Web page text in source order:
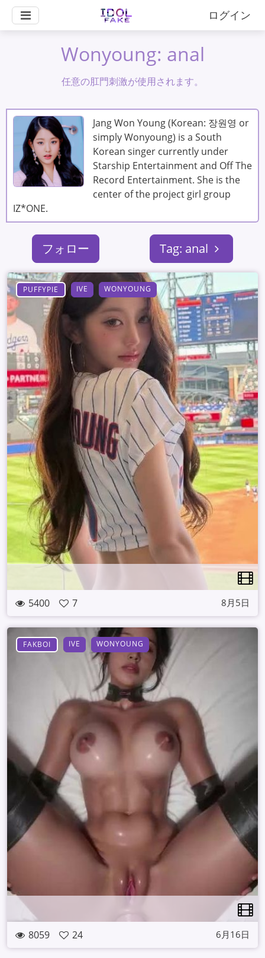
ログイン
Wonyoung: anal
任意の肛門刺激が使用されます。
Jang Won Young (Korean: 장원영 or
simply Wonyoung) is a South
Korean singer currently under
Starship Entertainment and Off The
Record Entertainment. She is the
center of the project girl group
IZ*ONE.
フォロー Tag: anal
PUFFYPIE IVE WONYOUNG
5400 7 8月5日
FAKBOI IVE WONYOUNG
8059 24 6月16日